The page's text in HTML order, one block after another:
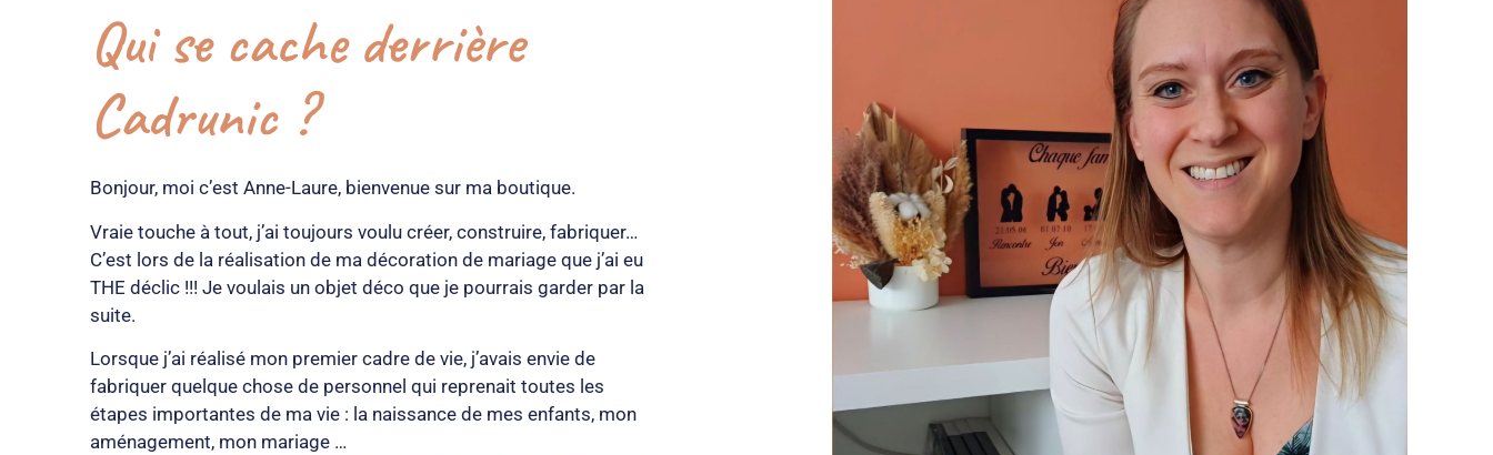
Qui se cache derrière
Cadrunic ?
Bonjour, moi c’est Anne-Laure, bienvenue sur ma boutique.
Vraie touche à tout, j’ai toujours voulu créer, construire, fabriquer…
C’est lors de la réalisation de ma décoration de mariage que j’ai eu
THE déclic !!! Je voulais un objet déco que je pourrais garder par la
suite.
Lorsque j’ai réalisé mon premier cadre de vie, j’avais envie de
fabriquer quelque chose de personnel qui reprenait toutes les
étapes importantes de ma vie : la naissance de mes enfants, mon
aménagement, mon mariage …